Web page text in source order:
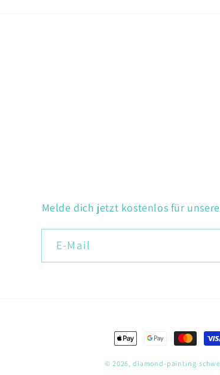
Melde dich jetzt kostenlos für
E-Mail
Zahlungsmethoden
© 2026,diamond-painting-